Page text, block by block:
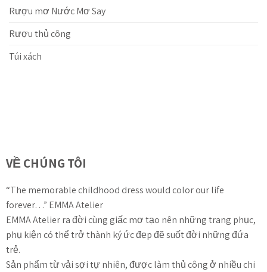
Rượu mơ Nước Mơ Say
Rượu thủ công
Túi xách
VỀ CHÚNG TÔI
“The memorable childhood dress would color our life
forever…” EMMA Atelier
EMMA Atelier ra đời cùng giấc mơ tạo nên những trang phục,
phụ kiện có thể trở thành ký ức đẹp đẽ suốt đời những đứa
trẻ.
Sản phẩm từ vải sợi tự nhiên, được làm thủ công ở nhiều chi